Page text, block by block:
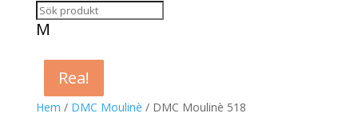
M
Hem / DMC Moulinè / DMC Moulinè 518
Rea!
Rea!
Rea!
Rea!